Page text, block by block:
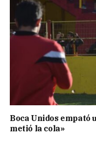
Boca Unidos empató
metió la cola»